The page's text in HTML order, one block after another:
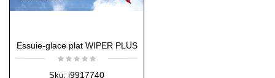
Essuie-glace plat WIPER PLUS
Sku: i9917740